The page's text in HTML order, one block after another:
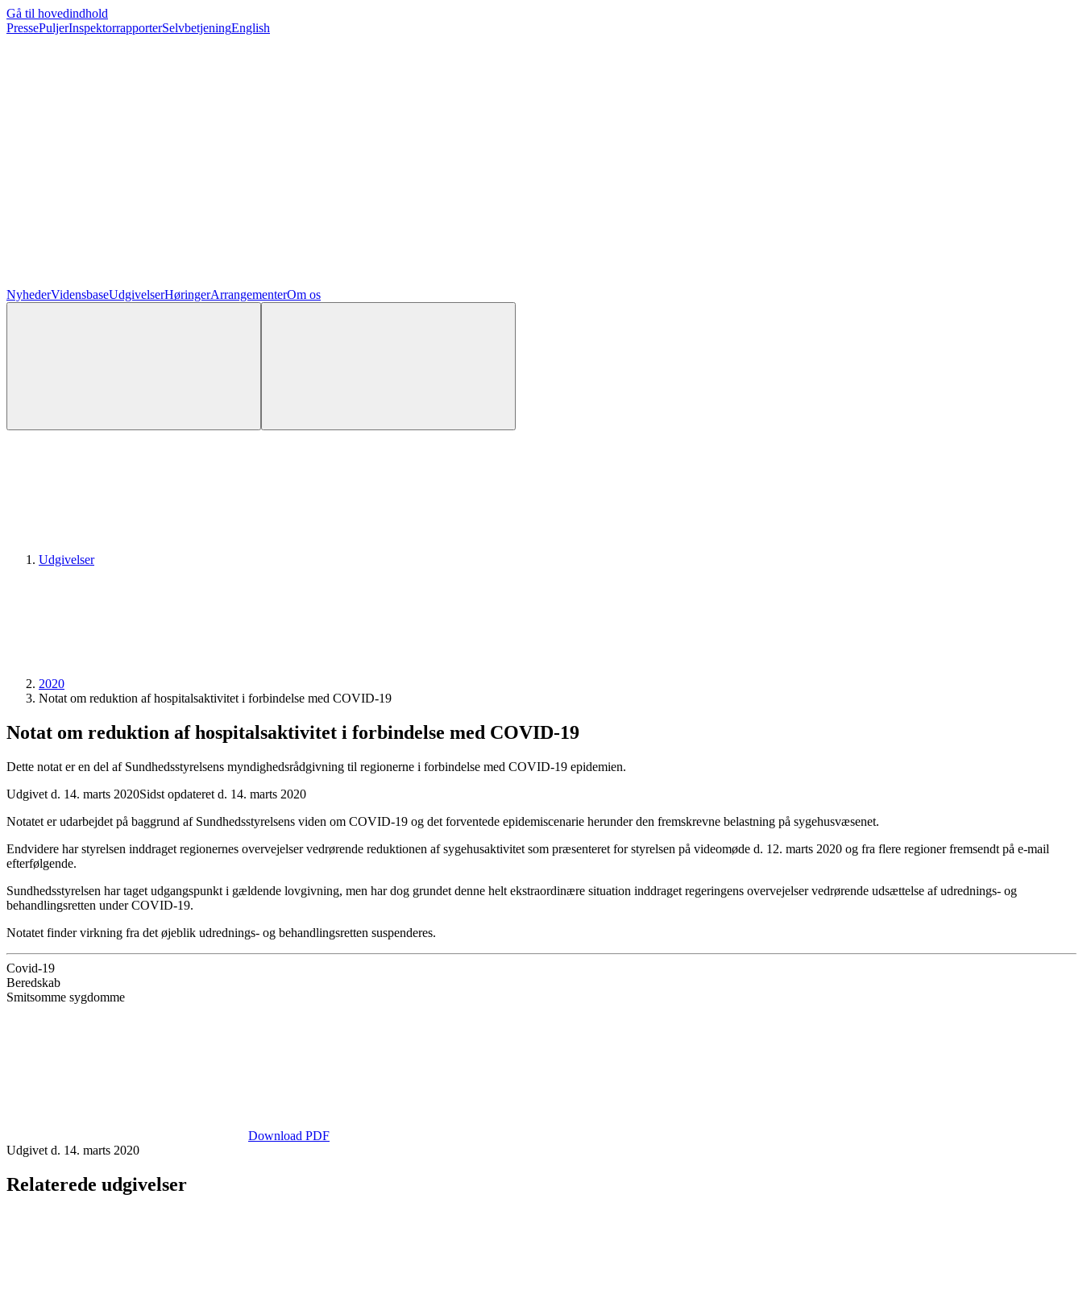
Gå til hovedindhold
PressePuljerInspektorrapporterSelvbetjeningEnglish
NyhederVidensbaseUdgivelserHøringerArrangementerOm os
Udgivelser
2020
Notat om reduktion af hospitals­aktivitet i forbindelse med COVID-19
Notat om reduktion af hospitals­aktivitet i forbindelse med COVID-19
Dette notat er en del af Sundhedsstyrelsens myndighedsrådgivning til regionerne i forbindelse med COVID-19 epidemien.
Udgivet d. 14. marts 2020Sidst opdateret d. 14. marts 2020
Notatet er udarbejdet på baggrund af Sundhedsstyrelsens viden om COVID-19 og det forventede epidemiscenarie herunder den fremskrevne belastning på sygehusvæsenet.
Endvidere har styrelsen inddraget regionernes overvejelser vedrørende reduktionen af sygehusaktivitet som præsenteret for styrelsen på videomøde d. 12. marts 2020 og fra flere regioner fremsendt på e-mail
efterfølgende.
Sundhedsstyrelsen har taget udgangspunkt i gældende lovgivning, men har dog grundet denne helt ekstraordinære situation inddraget regeringens overvejelser vedrørende udsættelse af udrednings- og
behandlingsretten under COVID-19.
Notatet finder virkning fra det øjeblik udrednings- og behandlingsretten suspenderes.
Covid-19
Beredskab
Smitsomme sygdomme
Download PDF
Udgivet d. 14. marts 2020
Relaterede udgivelser